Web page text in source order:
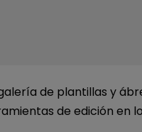
de plantillas y
de edición en